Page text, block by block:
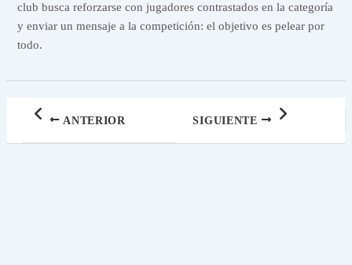
club busca reforzarse con jugadores contrastados en la categoría
y enviar un mensaje a la competición: el objetivo es pelear por
todo.
ANTERIOR SIGUIENTE